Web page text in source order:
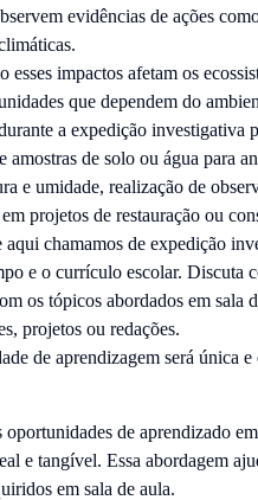
evidências de ações
esses impactos afetam os
que dependem do
a expedição investigativa
de solo ou água para
e umidade, realização de
projetos de restauração ou
chamamos de expedição
e o currículo escolar. Discuta
os tópicos abordados em sala
projetos ou redações.
de aprendizagem será única
de aprendizado
e tangível. Essa abordagem
em sala de aula.